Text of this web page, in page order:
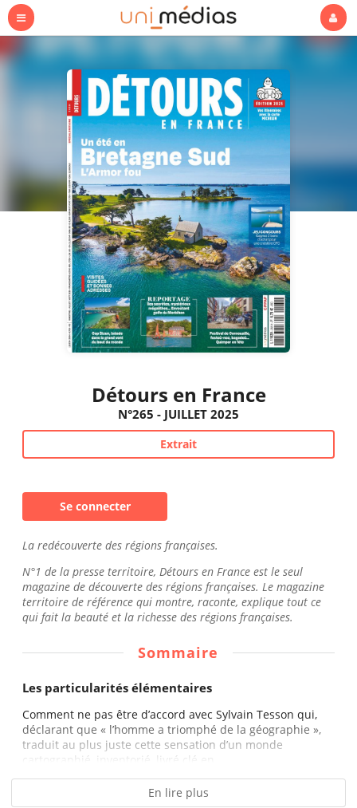
Détours en France
N°265 - JUILLET 2025
Extrait
Se connecter
La redécouverte des régions françaises.
N°1 de la presse territoire, Détours en France est le seul
magazine de découverte des régions françaises. Le magazine
territoire de référence qui montre, raconte, explique tout ce
qui fait la beauté et la richesse des régions françaises.
Sommaire
Les particularités élémentaires
Comment ne pas être d’accord avec Sylvain Tesson qui,
déclarant que « l’homme a triomphé de la géographie »,
traduit au plus juste cette sensation d’un monde
cartographié, inventorié, livré clé en...
En lire plus